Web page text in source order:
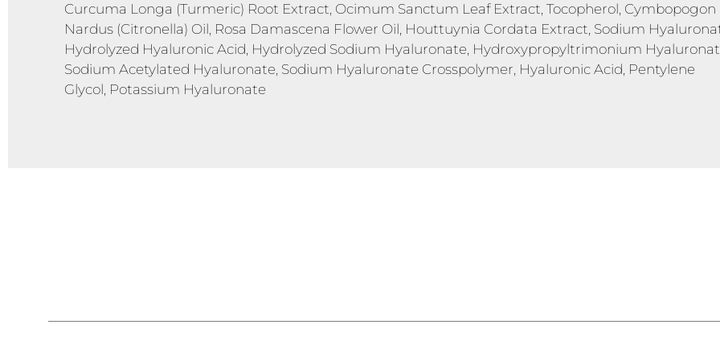
Curcuma Longa (Turmeric) Root Extract, Ocimum Sanctum Leaf Extract, Tocopherol, Cymbopogon
Nardus (Citronella) Oil, Rosa Damascena Flower Oil, Houttuynia Cordata Extract, Sodium
Hydrolyzed Hyaluronic Acid, Hydrolyzed Sodium Hyaluronate, Hydroxypropyltrimonium
Sodium Acetylated Hyaluronate, Sodium Hyaluronate Crosspolymer, Hyaluronic Acid, Pentylene
Glycol, Potassium Hyaluronate